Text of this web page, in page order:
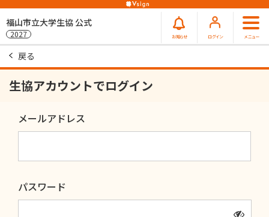
福山市立大学生協 公式
2027 お知らせ ログイン メニュー
戻る
生協アカウントでログイン
メールアドレス
パスワード